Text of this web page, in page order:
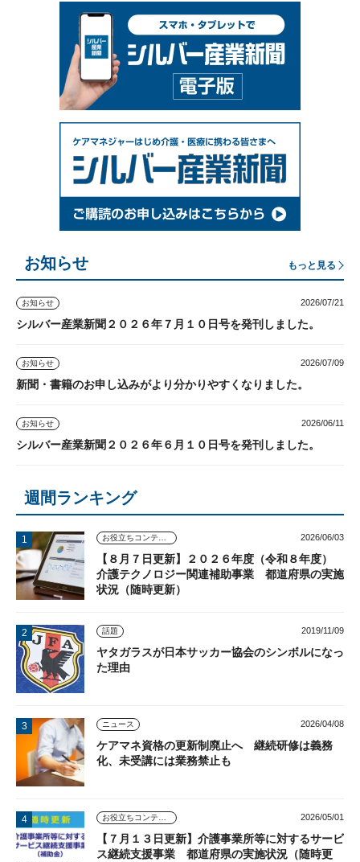
お知らせ もっと見る
お知らせ 2026/07/21
シルバー産業新聞２０２６年７月１０日号を発刊しました。
お知らせ 2026/07/09
新聞・書籍のお申し込みがより分かりやすくなりました。
お知らせ 2026/06/11
シルバー産業新聞２０２６年６月１０日号を発刊しました。
週間ランキング
お役立ちコンテンツ 2026/06/03
【８月７日更新】２０２６年度（令和８年度）
介護テクノロジー関連補助事業 都道府県の実施
状況（随時更新）
話題 2019/11/09
ヤタガラスが日本サッカー協会のシンボルになっ
た理由
ニュース 2026/04/08
ケアマネ資格の更新制廃止へ 継続研修は義務
化、未受講には業務禁止も
お役立ちコンテンツ 2026/05/01
【７月１３日更新】介護事業所等に対するサービ
ス継続支援事業 都道府県の実施状況（随時更